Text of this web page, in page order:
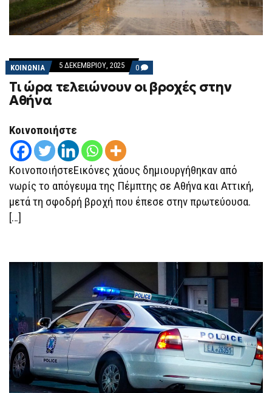
ΚΟΙΝΩΝΙΑ 5 ΔΕΚΕΜΒΡΊΟΥ, 2025 0 COMMENTS
ON
ΤΙ
ΏΡΑ
Τι ώρα τελειώνουν οι βροχές στην
Αθήνα
Κοινοποιήστε
ΚοινοποιήστεΕικόνες χάους δημιουργήθηκαν από
νωρίς το απόγευμα της Πέμπτης σε Αθήνα και Αττική,
μετά τη σφοδρή βροχή που έπεσε στην πρωτεύουσα.
[…]